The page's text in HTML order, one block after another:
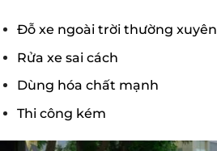
Đỗ xe ngoài trời thường xuyên
Rửa xe sai cách
Dùng hóa chất mạnh
Thi công kém